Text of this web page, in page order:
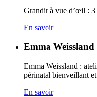
Grandir à vue d’œil :
En savoir
Emma
Emma Weissland :
périnatal bienveillant
En savoir